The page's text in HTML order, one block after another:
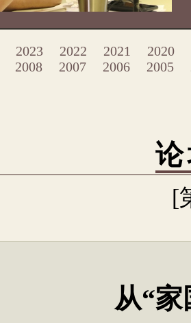
2023 2022 2021
2020
2008 2007 2006 2005
[
从“家